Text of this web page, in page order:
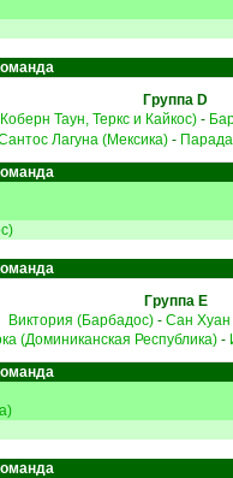
Группа D
Таун, Теркс и Кайкос)-
Лагуна (Мексика)-
Группа E
Виктория (Барбадос) - Сан Хуан
(Доминиканская Республика) -